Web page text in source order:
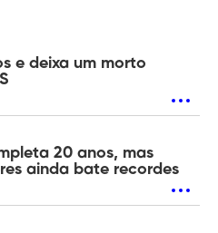
e deixa um morto
20 anos, mas
ainda bate recordes